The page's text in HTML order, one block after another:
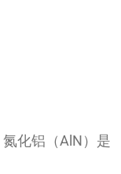
化铝（AlN）是